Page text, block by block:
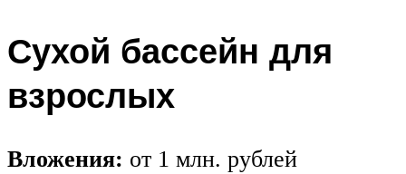
Сухой бассейн для
взрослых
Вложения: от 1 млн. рублей